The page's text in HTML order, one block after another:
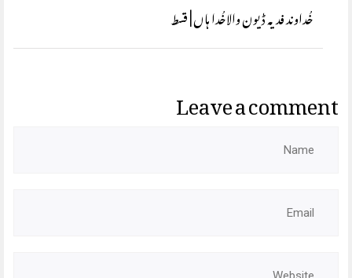
خُداوند فدیہ ڈیون والاخُدا ہاں | قسط
Leave a comment